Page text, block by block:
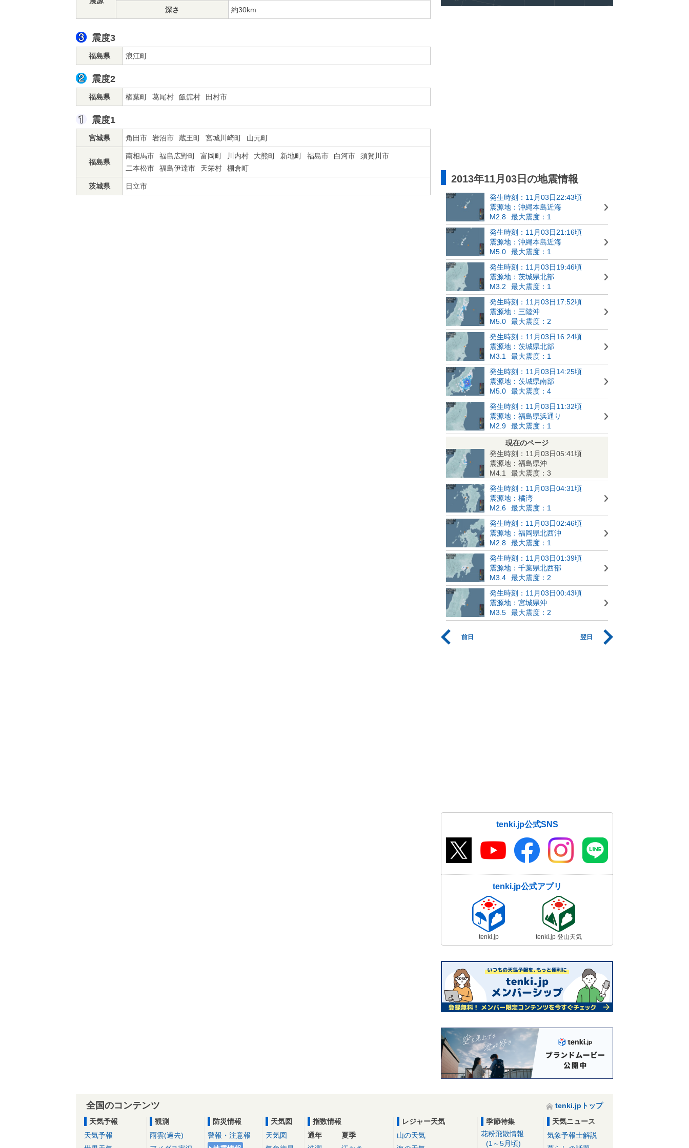
深さ
約30km
震度3
福島県 浪江町
震度2
福島県 楢葉町 葛尾村 飯舘村 田村市
震度1
宮城県 角田市 岩沼市 蔵王町 宮城川崎町 山元町
福島県
南相馬市 福島広野町 富岡町 川内村 大熊町 新地町 福島市 白河市
須賀川市
二本松市
福島伊達市 天栄村 棚倉町
茨城県 日立市
2013年11月03日の地震情報
発生時刻：11月03日22:43頃
震源地：沖縄本島近海
M2.8
最大震度：1
発生時刻：11月03日21:16頃
震源地：沖縄本島近海
M5.0
最大震度：1
発生時刻：11月03日19:46頃
震源地：茨城県北部
M3.2
最大震度：1
発生時刻：11月03日17:52頃
震源地：三陸沖
M5.0
最大震度：2
発生時刻：11月03日16:24頃
震源地：茨城県北部
M3.1
最大震度：1
発生時刻：11月03日14:25頃
震源地：茨城県南部
M5.0
最大震度：4
発生時刻：11月03日11:32頃
震源地：福島県浜通り
M2.9
最大震度：1
現在のページ
発生時刻：11月03日05:41頃
震源地：福島県沖
M4.1
最大震度：3
発生時刻：11月03日04:31頃
震源地：橘湾
M2.6
最大震度：1
発生時刻：11月03日02:46頃
震源地：福岡県北西沖
M2.8
最大震度：1
発生時刻：11月03日01:39頃
震源地：千葉県北西部
M3.4
最大震度：2
発生時刻：11月03日00:43頃
震源地：宮城県沖
M3.5
最大震度：2
前日 翌日
tenki.jp公式SNS
tenki.jp公式アプリ
tenki.jp tenki.jp 登山天気
全国のコンテンツ
tenki.jpトップ
天気予報
天気予報
観測
雨雲(過去)
防災情報
警報・注意報
天気図
天気図
指数情報
通年
夏季
レジャー天気
山の天気
季節特集
花粉飛散情報
(1～5月頃)
天気ニュース
気象予報士解説